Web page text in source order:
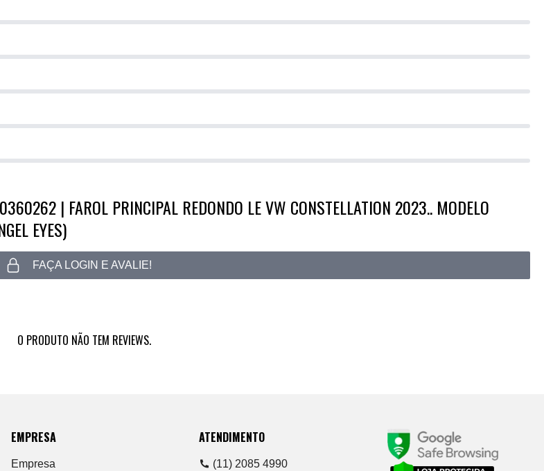
| FAROL PRINCIPAL REDONDO LE VW CONSTELLATION 2023.. MODELO
EYES)
FAÇA LOGIN E AVALIE!
O PRODUTO NÃO TEM REVIEWS.
EMPRESA
Empresa
ATENDIMENTO
(11) 2085 4990